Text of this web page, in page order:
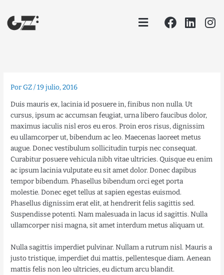
contenido
Menu Facebook
PorGZ/19 julio, 2016
Duis mauris ex, lacinia id posuere in, finibus non nulla. Ut
cursus, ipsum ac accumsan feugiat, urna libero faucibus dolor,
maximus iaculis nisl eros eu eros. Proin eros risus, dignissim
eu ullamcorper ut, bibendum ac leo. Maecenas laoreet metus
augue. Donec vestibulum sollicitudin turpis nec consequat.
Curabitur posuere vehicula nibh vitae ultricies. Quisque eu enim
ac ipsum lacinia vulputate eu sit amet dolor. Donec dapibus
tempor bibendum. Phasellus bibendum orci eget porta
molestie. Donec eget tellus at sapien egestas euismod.
Phasellus dignissim erat elit, at hendrerit felis sagittis sed.
Suspendisse potenti. Nam malesuada in lacus id sagittis. Nulla
ullamcorper nisi magna, sit amet interdum metus aliquam ut.
Nulla sagittis imperdiet pulvinar. Nullam a rutrum nisl. Mauris a
justo tristique, imperdiet dui mattis, pellentesque diam. Aenean
mattis felis non leo ultricies, eu dictum arcu blandit.